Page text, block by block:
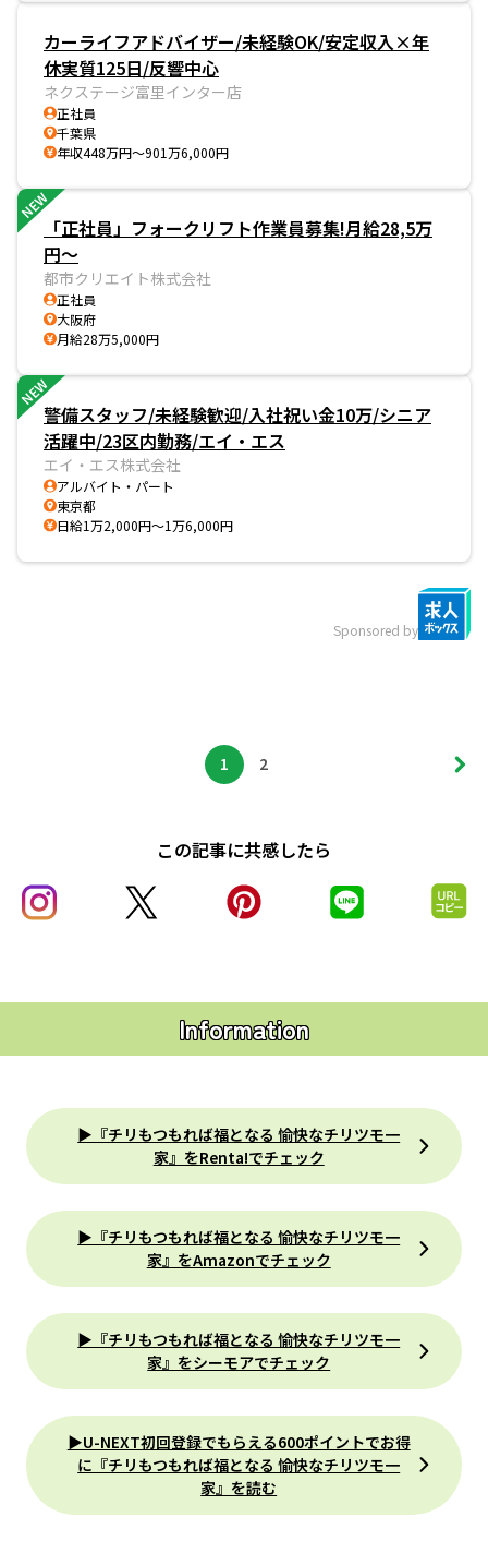
カーライフアドバイザー/未経験OK/安定収入×年
休実質125日/反響中心
ネクステージ富里インター店
正社員
千葉県
年収448万円～901万6,000円
NEW
「正社員」フォークリフト作業員募集!月給28,5万
円～
都市クリエイト株式会社
正社員
大阪府
月給28万5,000円
NEW
警備スタッフ/未経験歓迎/入社祝い金10万/シニア
活躍中/23区内勤務/エイ・エス
エイ・エス株式会社
アルバイト・パート
東京都
日給1万2,000円～1万6,000円
Sponsored by
1 2
この記事に共感したら
Information
▶『チリもつもれば福となる 愉快なチリツモ一
家』をRenta!でチェック
▶『チリもつもれば福となる 愉快なチリツモ一
家』をAmazonでチェック
▶『チリもつもれば福となる 愉快なチリツモ一
家』をシーモアでチェック
▶U-NEXT初回登録でもらえる600ポイントでお得
に『チリもつもれば福となる 愉快なチリツモ一
家』を読む